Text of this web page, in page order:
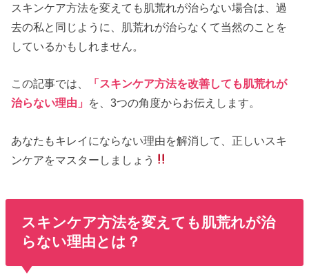
スキンケア方法を変えても肌荒れが治らない場合は、過
去の私と同じように、肌荒れが治らなくて当然のことを
しているかもしれません。
この記事では、
「スキンケア方法を改善しても肌荒れが
治らない理由」 を、3つの角度からお伝えします。
あなたもキレイにならない理由を解消して、正しいスキ
ンケアをマスターしましょう
スキンケア方法を変えても肌荒れが治
らない理由とは？